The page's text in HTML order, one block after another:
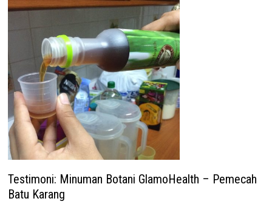
Testimoni: Minuman Botani GlamoHealth – Pemecah
Batu Karang